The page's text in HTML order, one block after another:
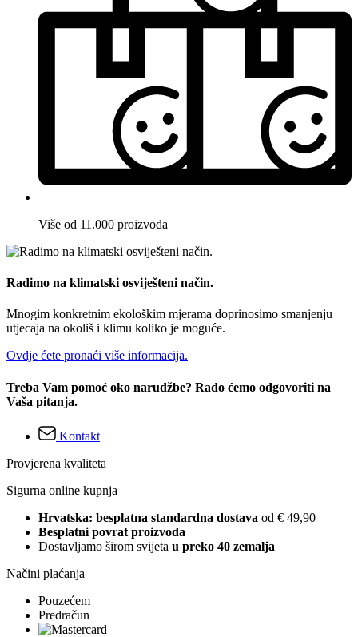
Više od 11.000 proizvoda
Radimo na klimatski osviješteni način.
Mnogim konkretnim ekološkim mjerama doprinosimo smanjenju
utjecaja na okoliš i klimu koliko je moguće.
Ovdje ćete pronaći više informacija.
Treba Vam pomoć oko narudžbe? Rado ćemo odgovoriti na
Vaša pitanja.
Kontakt
Provjerena kvaliteta
Sigurna online kupnja
Hrvatska: besplatna standardna dostava od € 49,90
Besplatni povrat proizvoda
Dostavljamo širom svijeta u preko 40 zemalja
Načini plaćanja
Pouzećem
Predračun